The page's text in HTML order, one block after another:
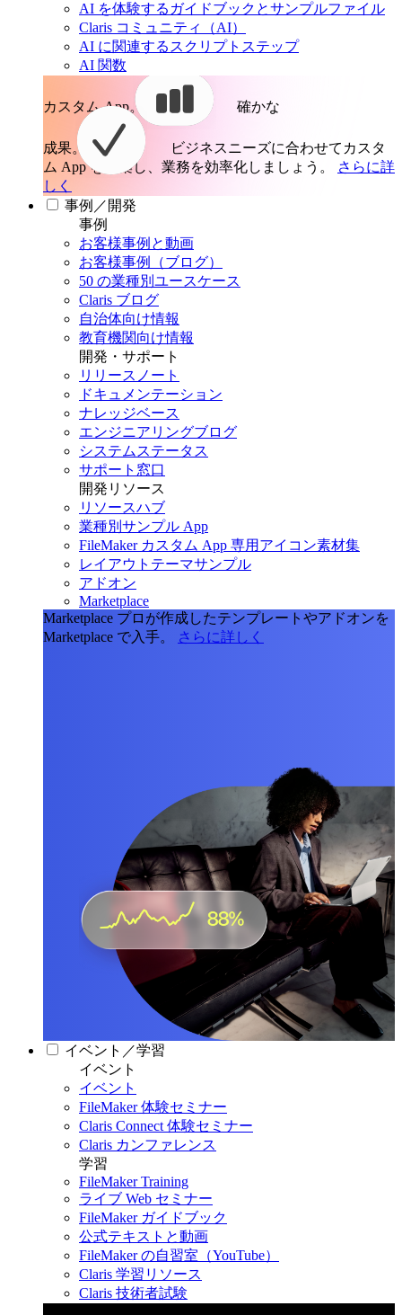
AI を体験するガイドブックとサンプルファイル
Claris コミュニティ（AI）
AI に関連するスクリプトステップ
AI 関数
カスタム App。 確かな
成果。
ビジネスニーズに合わせてカスタ
ム App を構築し、業務を効率化しましょう。
さらに詳
しく
事例／開発
事例
お客様事例と動画
お客様事例（ブログ）
50 の業種別ユースケース
Claris ブログ
自治体向け情報
教育機関向け情報
開発・サポート
リリースノート
ドキュメンテーション
ナレッジベース
エンジニアリングブログ
システムステータス
サポート窓口
開発リソース
リソースハブ
業種別サンプル App
FileMaker カスタム App 専用アイコン素材集
レイアウトテーマサンプル
アドオン
Marketplace
Marketplace プロが作成したテンプレートやアドオンを
Marketplace で入手。
さらに詳しく
イベント／学習
イベント
イベント
FileMaker 体験セミナー
Claris Connect 体験セミナー
Claris カンファレンス
学習
FileMaker Training
ライブ Web セミナー
FileMaker ガイドブック
公式テキストと動画
FileMaker の自習室（YouTube）
Claris 学習リソース
Claris 技術者試験